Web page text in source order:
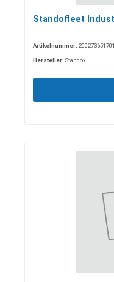
Standofleet
Artikelnummer:
Hersteller: Standox